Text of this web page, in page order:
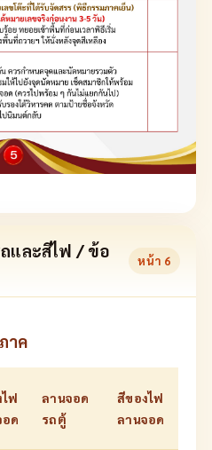
และสีไฟ / ข้อ
หน้า 6
าค
ฟ
ด
ลานจอด
รถตู้
สีของไฟ
ลานจอด